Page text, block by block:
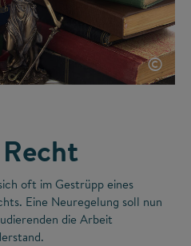
©
oft im Gestrüpp eines
Eine Neuregelung soll nun
die Arbeit